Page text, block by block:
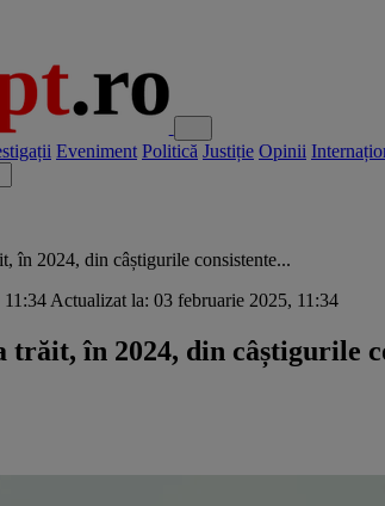
Eveniment Politică Justiție Opinii
în 2024, din câștigurile consistente...
11:34 Actualizat la: 03 februarie 2025, 11:34
trăit, în 2024, din câștigurile